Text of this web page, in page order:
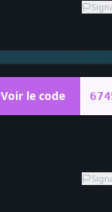
Voir le code